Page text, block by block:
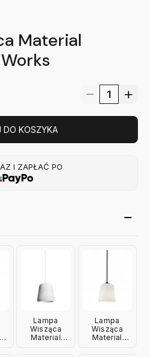
Material
DO KOSZYKA
I ZAPŁAĆ PO
Lampa
Wisząca
Material
Lampa
Wisząca
Material